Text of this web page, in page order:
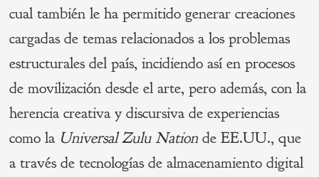
cual también le ha permitido generar creaciones
cargadas de temas relacionados a los problemas
estructurales del país, incidiendo así en procesos
de movilización desde el arte, pero además, con la
herencia creativa y discursiva de experiencias
como la Universal Zulu Nation de EE.UU., que
a través de tecnologías de almacenamiento digital